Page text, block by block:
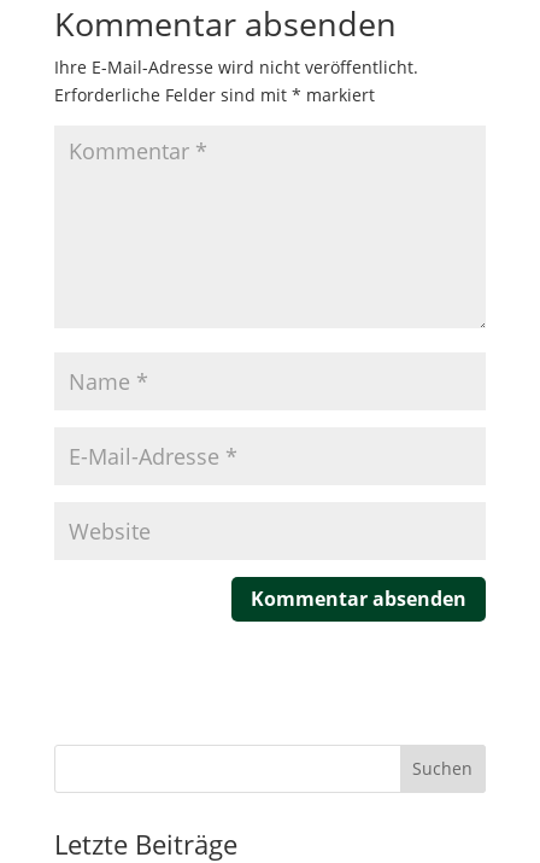
Kommentar absenden
Ihre E-Mail-Adresse wird nicht veröffentlicht.
Erforderliche Felder sind mit * markiert
Letzte Beiträge